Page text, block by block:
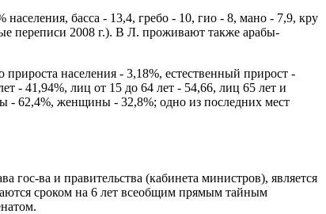
басса - 13,4, гребо - 10, гио - 8, мано - 7,9, кру
переписи 2008 г.). В Л. проживают также арабы-
населения - 3,18%, естественный прирост -
- 41,94%, лиц от 15 до 64 лет - 54,66, лиц 65 лет и
- 62,4%, женщины - 32,8%; одно из последних мест
гос-ва и правительства (кабинета министров), является
сроком на 6 лет всеобщим прямым тайным